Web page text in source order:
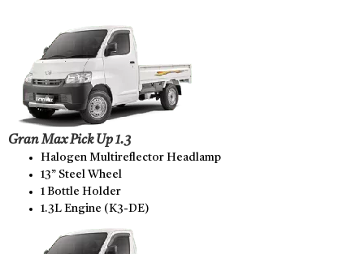
Gran Max Pick Up 1.3
Halogen Multireflector Headlamp
13” Steel Wheel
1 Bottle Holder
1.3L Engine (K3-DE)